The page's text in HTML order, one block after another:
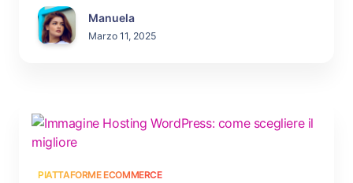
Manuela
Marzo 11, 2025
PIATTAFORME ECOMMERCE